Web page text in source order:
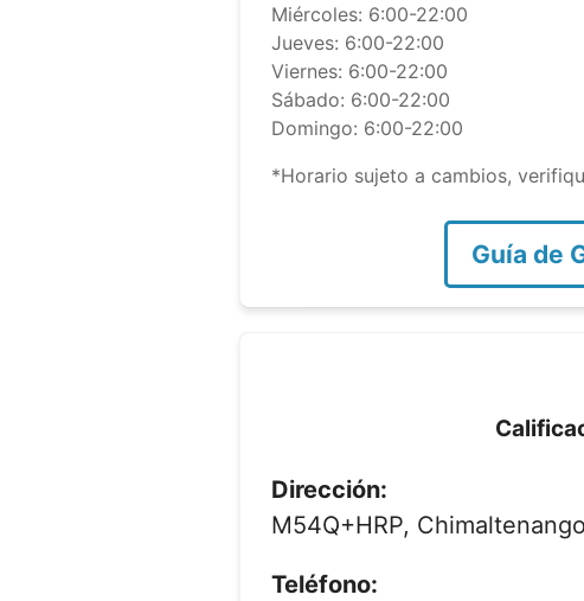
Miércoles: 6:00-22:00
Jueves: 6:00-22:00
Viernes: 6:00-22:00
Sábado: 6:00-22:00
Domingo: 6:00-22:00
*Horario sujeto a cambios,
Guía de
Dirección:
M54Q+HRP,
Teléfono: